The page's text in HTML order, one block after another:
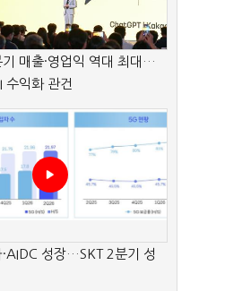
매출·영업익 역대 최대…
수익화 관건
·AIDC 성장…SKT 2분기 성